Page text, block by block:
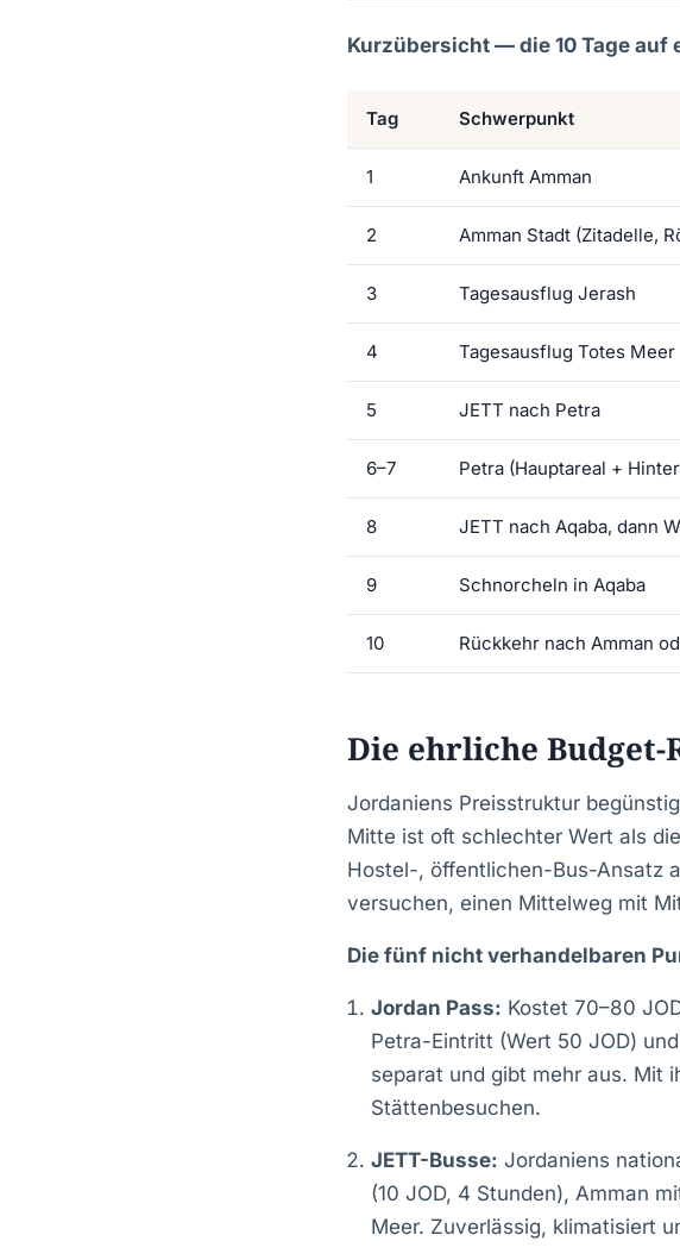
Kurzübersicht — die 10 Tage auf
Tag Schwerpunkt
1 Ankunft Amman
2 Amman Stadt (Zitadelle,
3 Tagesausflug Jerash
4 Tagesausflug Totes Meer
5 JETT nach Petra
6–7 Petra (Hauptareal +
8 JETT nach Aqaba, dann
9 Schnorcheln in Aqaba
10 Rückkehr nach Amman
Die ehrliche
Jordaniens Preisstruktur
Mitte ist oft schlechter Wert als
Hostel-, öffentlichen-Bus-Ansatz
versuchen, einen Mittelweg mit
Die fünf nicht verhandelbaren
Jordan Pass: Kostet 70–80
Petra-Eintritt (Wert 50 JOD)
separat und gibt mehr aus. Mit
Stättenbesuchen.
JETT-Busse: Jordaniens
(10 JOD, 4 Stunden), Amman
Meer. Zuverlässig, klimatisiert